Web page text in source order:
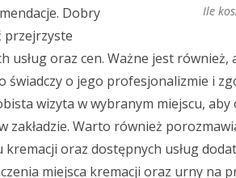
Ile
Dobry
przejrzyste
usług oraz cen. Ważne jest
świadczy o jego profesjonalizmie i
wizyta w wybranym miejscu,
zakładzie. Warto również
kremacji oraz dostępnych usług
miejsca kremacji oraz urny na